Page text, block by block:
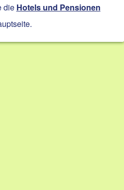
die Hotels und Pensionen